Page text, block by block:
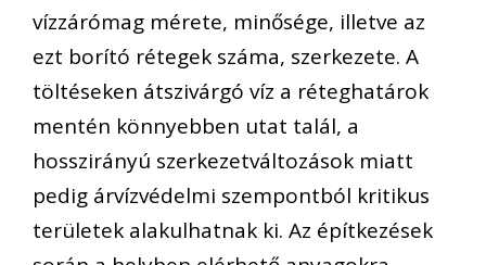
vízzárómag mérete, minősége, illetve az
ezt borító rétegek száma, szerkezete. A
töltéseken átszivárgó víz a réteghatárok
mentén könnyebben utat talál, a
hosszirányú szerkezetváltozások miatt
pedig árvízvédelmi szempontból kritikus
területek alakulhatnak ki. Az építkezések